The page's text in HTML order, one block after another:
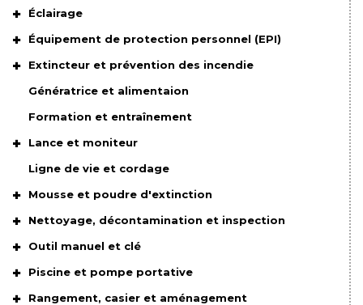
Éclairage
Équipement de protection personnel (EPI)
Extincteur et prévention des incendie
Génératrice et alimentaion
Formation et entraînement
Lance et moniteur
Ligne de vie et cordage
Mousse et poudre d'extinction
Nettoyage, décontamination et inspection
Outil manuel et clé
Piscine et pompe portative
Rangement, casier et aménagement